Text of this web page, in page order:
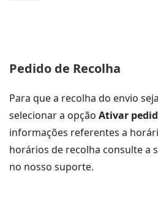
Pedido de Recolha
Para que a recolha do envio
selecionar a opção Ativar
informações referentes a
horários de recolha consulte a
no nosso suporte.